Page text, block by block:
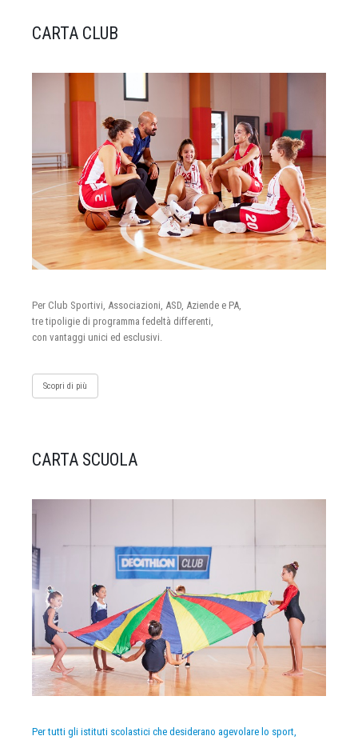
CARTA CLUB
Per Club Sportivi, Associazioni, ASD, Aziende e PA,
tre tipoligie di programma fedeltà differenti,
con vantaggi unici ed esclusivi.
Scopri di più
CARTA SCUOLA
Per tutti gli istituti scolastici che desiderano agevolare lo sport,